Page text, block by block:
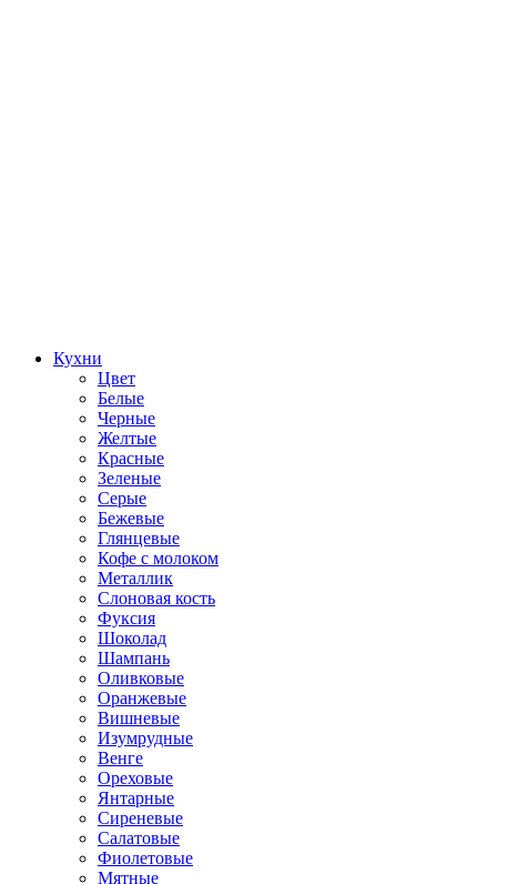
Кухни
Цвет
Белые
Черные
Желтые
Красные
Зеленые
Серые
Бежевые
Глянцевые
Кофе с молоком
Металлик
Слоновая кость
Фуксия
Шоколад
Шампань
Оливковые
Оранжевые
Вишневые
Изумрудные
Венге
Ореховые
Янтарные
Сиреневые
Салатовые
Фиолетовые
Мятные